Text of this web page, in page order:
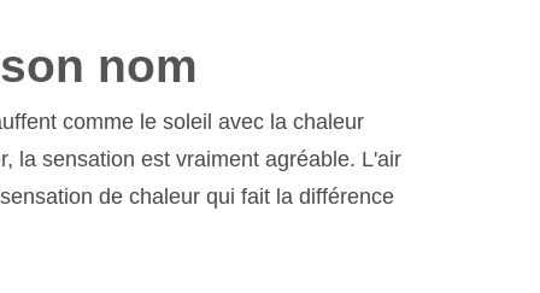
nom
comme le soleil avec la chaleur
la sensation est vraiment agréable. L'air
de chaleur qui fait la différence